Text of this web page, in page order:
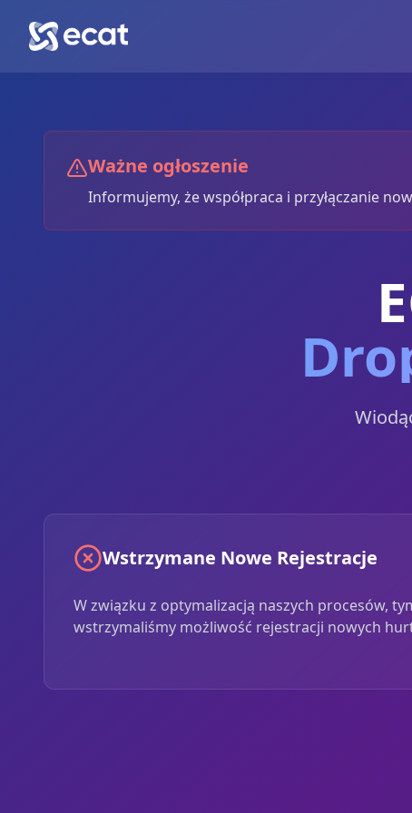
Ważne ogłoszenie
Informujemy, że współpraca i przyłączanie
Wstrzymane Nowe Rejestracje
W związku z optymalizacją naszych procesów,
wstrzymaliśmy możliwość rejestracji nowych